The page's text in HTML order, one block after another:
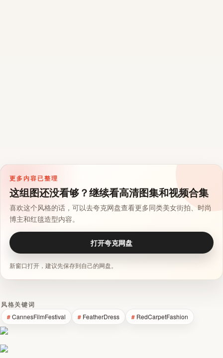
更多内容已整理
这组图还没看够？继续看高清图集和视频合集
喜欢这个风格的话，可以去夸克网盘查看更多同类美女街拍、时尚
博主和红毯造型内容。
打开夸克网盘
新窗口打开，建议先保存到自己的网盘。
风格关键词
CannesFilmFestival FeatherDress RedCarpetFashion